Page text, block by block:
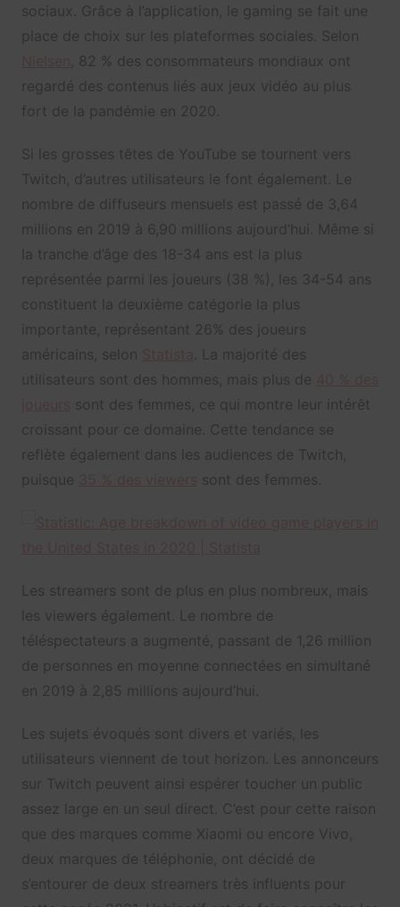
sociaux. Grâce à l’application, le gaming se fait une
place de choix sur les plateformes sociales. Selon
, 82 % des consommateurs mondiaux ont
regardé des contenus liés aux jeux vidéo au plus
fort de la pandémie en 2020.
Si les grosses têtes de YouTube se tournent vers
Twitch, d’autres utilisateurs le font également. Le
nombre de diffuseurs mensuels est passé de 3,64
millions en 2019 à 6,90 millions aujourd’hui. Même si
la tranche d’âge des 18-34 ans est la plus
représentée parmi les joueurs (38 %), les 34-54 ans
constituent la deuxième catégorie la plus
importante, représentant 26% des joueurs
américains, selon
. La majorité des
utilisateurs sont des hommes, mais plus de
sont des femmes, ce qui montre leur intérêt
croissant pour ce domaine. Cette tendance se
reflète également dans les audiences de Twitch,
puisque
sont des femmes.
Les streamers sont de plus en plus nombreux, mais
les viewers également. Le nombre de
téléspectateurs a augmenté, passant de 1,26 million
de personnes en moyenne connectées en simultané
en 2019 à 2,85 millions aujourd’hui.
Les sujets évoqués sont divers et variés, les
utilisateurs viennent de tout horizon. Les annonceurs
sur Twitch peuvent ainsi espérer toucher un public
assez large en un seul direct. C’est pour cette raison
que des marques comme Xiaomi ou encore Vivo,
deux marques de téléphonie, ont décidé de
s’entourer de deux streamers très influents pour